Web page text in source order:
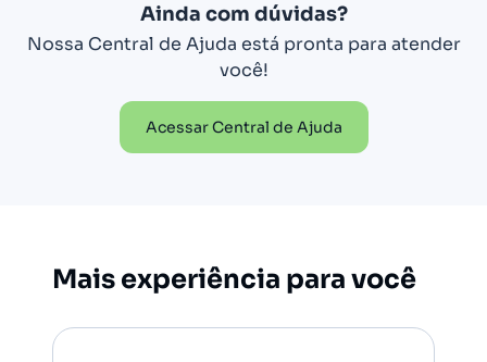
Ainda com dúvidas?
Nossa Central de Ajuda está pronta para atender
você!
Acessar Central de Ajuda
Mais experiência para você